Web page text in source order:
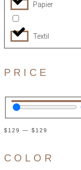
Papier
Textil
PRICE
$ 129 — $ 129
COLOR